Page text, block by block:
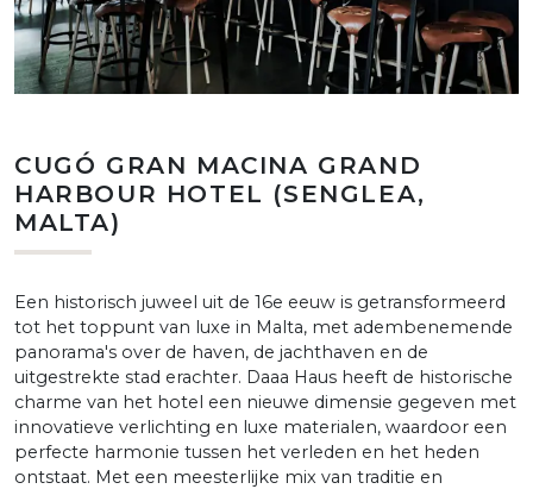
CUGÓ GRAN MACINA GRAND
HARBOUR HOTEL (SENGLEA,
MALTA)
Een historisch juweel uit de 16e eeuw is getransformeerd
tot het toppunt van luxe in Malta, met adembenemende
panorama's over de haven, de jachthaven en de
uitgestrekte stad erachter. Daaa Haus heeft de historische
charme van het hotel een nieuwe dimensie gegeven met
innovatieve verlichting en luxe materialen, waardoor een
perfecte harmonie tussen het verleden en het heden
ontstaat. Met een meesterlijke mix van traditie en